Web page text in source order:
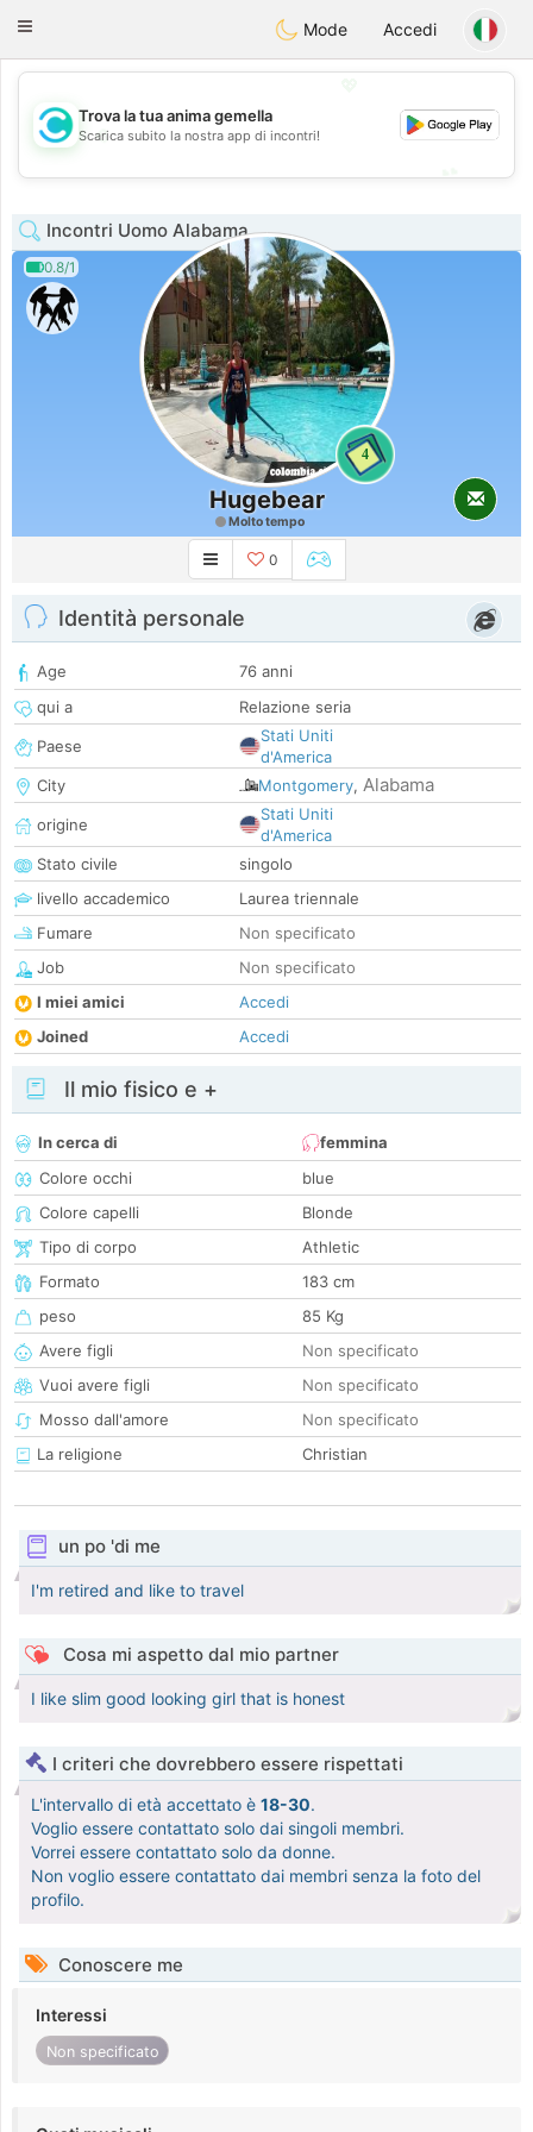
olombiaCitas
Toggle
Mode Accedi
💖
💕
Trova la tua anima gemella
Scarica subito la nostra app di incontri!
Incontri Uomo Alabama
0.8/1
4
Hugebear
Molto tempo
0
Identità personale
Age
76 anni
qui a
Relazione seria
Paese
Stati Uniti
d'America
City
Montgomery, Alabama
origine
Stati Uniti
d'America
Stato civile
singolo
livello accademico
Laurea triennale
Fumare
Non specificato
Job
Non specificato
I miei amici
Accedi
Joined
Accedi
Il mio fisico e +
In cerca di
femmina
Colore occhi
blue
Colore capelli
Blonde
Tipo di corpo
Athletic
Formato
183 cm
peso
85 Kg
Avere figli
Non specificato
Vuoi avere figli
Non specificato
Mosso dall'amore
Non specificato
La religione
Christian
un po 'di me
I'm retired and like to travel
Cosa mi aspetto dal mio partner
I like slim good looking girl that is honest
I criteri che dovrebbero essere rispettati
L'intervallo di età accettato è 18-30.
Voglio essere contattato solo dai singoli membri.
Vorrei essere contattato solo da donne.
Non voglio essere contattato dai membri senza la foto del
profilo.
Conoscere me
Interessi
Non specificato